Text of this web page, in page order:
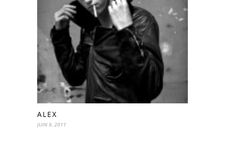
ALEX
JUIN 9, 2011